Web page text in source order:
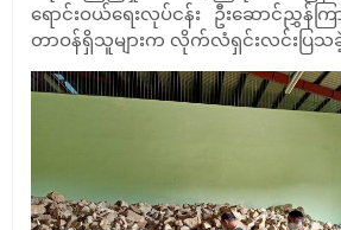
ရောင်းဝယ်ရေးလုပ်ငန်း ဦးဆောင်ညွှန်ကြ
တာဝန်ရှိသူများက လိုက်လံရှင်းလင်းပြသ